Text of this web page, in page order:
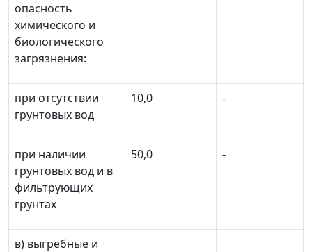
опасность
химического и
биологического
загрязнения:
при отсутствии
грунтовых вод
10,0 -
при наличии
грунтовых вод и в
фильтрующих
грунтах
50,0 -
в) выгребные и